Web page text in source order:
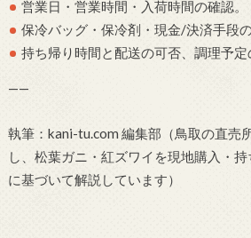
営業日・営業時間・入荷時間の確認。
保冷バッグ・保冷剤・現金/決済手段の
持ち帰り時間と配送の可否、調理予定
——
執筆：kani-tu.com 編集部（鳥取の直売
し、松葉ガニ・紅ズワイを現地購入・
に基づいて解説しています）